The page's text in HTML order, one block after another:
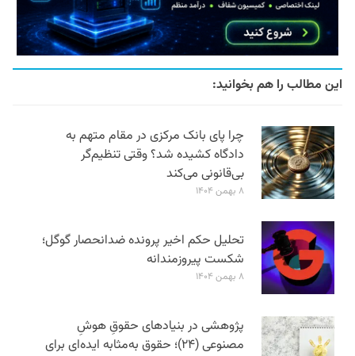
این مطالب را هم بخوانید:
چرا پای بانک مرکزی در مقام متهم به
دادگاه کشیده شد؟ وقتی تنظیم‌گر
بی‌قانونی می‌کند
۸ بهمن ۱۴۰۴
تحلیل حکم اخیر پرونده ضدانحصار گوگل؛
شکست پیروزمندانه
۸ بهمن ۱۴۰۴
پژوهشی در بنیادهای حقوقِ هوشِ
مصنوعی (۲۴)؛ حقوق به‌مثابه ایده‌ای برای